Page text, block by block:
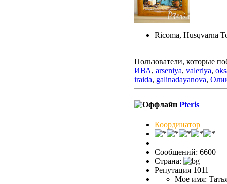
Ricoma, Husqvarna
Пользователи, которые
ИВА, arseniya, valeriya,
iraida, galinadayanova,
Pteris
Координатор
Сообщений: 6600
Страна:
Репутация 1011
Мое имя: